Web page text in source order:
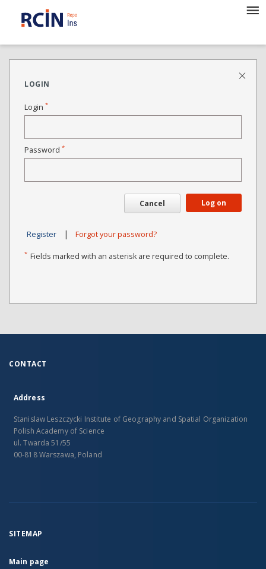
LOGIN
Login *
Password *
Cancel Log on
Register | Forgot your password?
* Fields marked with an asterisk are required to complete.
CONTACT
Address
Stanislaw Leszczycki Institute of Geography and Spatial Organization
Polish Academy of Science
ul. Twarda 51/55
00-818 Warszawa, Poland
SITEMAP
Main page